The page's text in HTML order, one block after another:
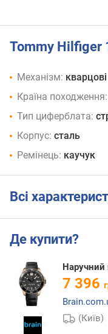
Tommy Hilfiger
Механізм: кварцові
Країна походження:
Тип циферблата:
Корпус: сталь
Ремінець: каучук
Всі
Де купити?
Наручний
7 396
(Київ)